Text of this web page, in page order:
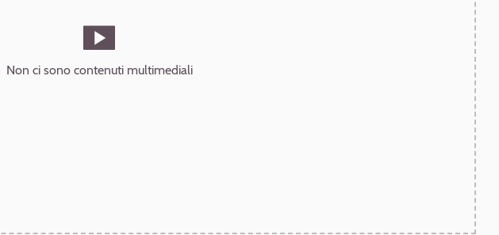
Non ci sono contenuti multimediali